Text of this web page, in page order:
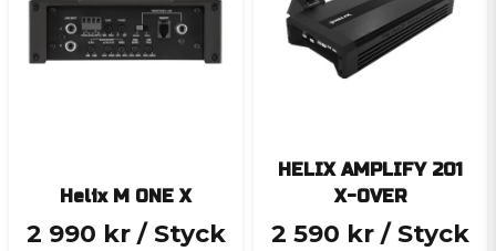
Helix M ONE X
2 990 kr / Styck
HELIX AMPLIFY 201
X-OVER
2 590 kr / Styck